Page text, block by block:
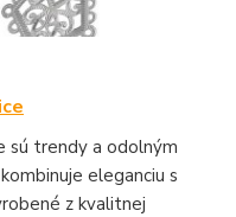
sú trendy a odolným
eleganciu s
z kvalitnej